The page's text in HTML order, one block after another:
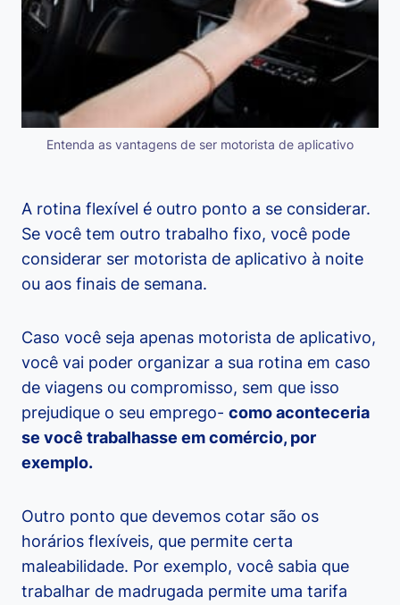
Entenda as vantagens de ser motorista de aplicativo
A rotina flexível é outro ponto a se considerar.
Se você tem outro trabalho fixo, você pode
considerar ser motorista de aplicativo à noite
ou aos finais de semana.
Caso você seja apenas motorista de aplicativo,
você vai poder organizar a sua rotina em caso
de viagens ou compromisso, sem que isso
prejudique o seu emprego- como aconteceria
se você trabalhasse em comércio, por
exemplo.
Outro ponto que devemos cotar são os
horários flexíveis, que permite certa
maleabilidade. Por exemplo, você sabia que
trabalhar de madrugada permite uma tarifa